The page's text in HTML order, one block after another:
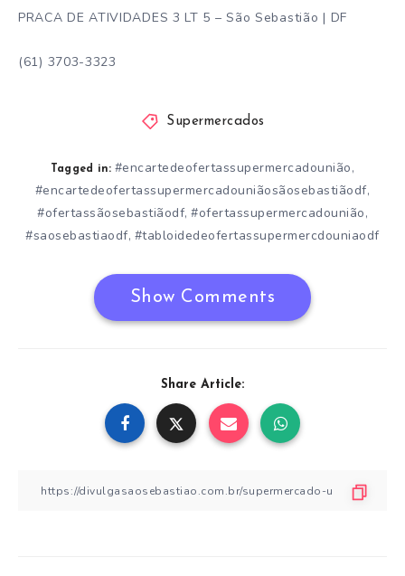
PRACA DE ATIVIDADES 3 LT 5 – São Sebastião | DF
(61) 3703-3323
Supermercados
Tagged in: #encartedeofertassupermercadounião,
#encartedeofertassupermercadouniãosãosebastiãodf,
#ofertassãosebastiãodf, #ofertassupermercadounião,
#saosebastiaodf, #tabloidedeofertassupermercdouniaodf
Show Comments
Share Article: